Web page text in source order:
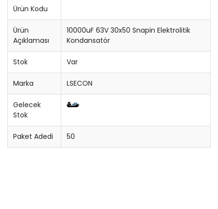
Konnektör
Entegre Soketi
Trimpot
Sigorta
Potansiyometre
Cihaz Düğmesi
Ürün Kodu
Ürün
Açıklaması
10000uF 63V 30x50 Snapin Elektrolitik
Kondansatör
Stok Var
Marka LSECON
Gelecek
Stok
Paket Adedi 50